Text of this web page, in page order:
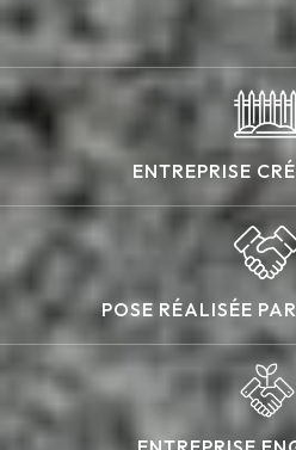
ENTREPRISE
POSE RÉALISÉE